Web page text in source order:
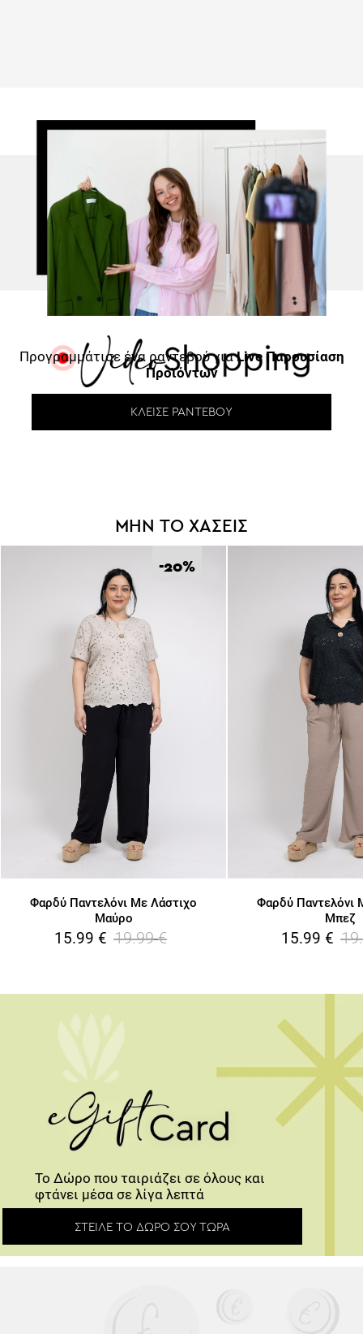
Προγραμμάτισε ένα ραντεβού γιαLive Παρουσίαση
Προϊόντων
ΚΛΕΊΣΕ ΡΑΝΤΕΒΟΎ
ΜΗΝ ΤΟ ΧΑΣΕΙΣ
-20%
Φαρδύ Παντελόνι Με Λάστιχο
Μαύρο
15.99 € 19.99 €
Φαρδύ Παντελόνι
Μπεζ
15.99 €
Το Δώρο που ταιριάζει σε όλους και
φτάνει μέσα σε λίγα λεπτά
ΣΤΕΊΛΕ ΤΟ ΔΏΡΟ ΣΟΥ ΤΏΡΑ